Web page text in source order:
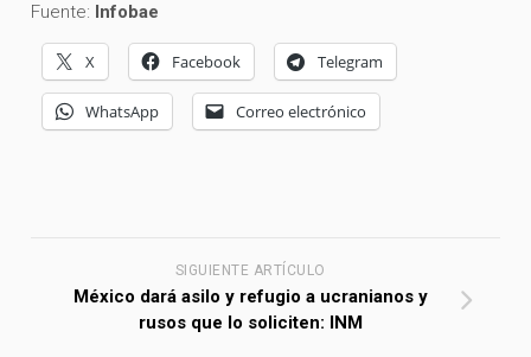
Fuente: Infobae
X Facebook Telegram
WhatsApp Correo electrónico
SIGUIENTE ARTÍCULO
México dará asilo y refugio a ucranianos y
rusos que lo soliciten: INM